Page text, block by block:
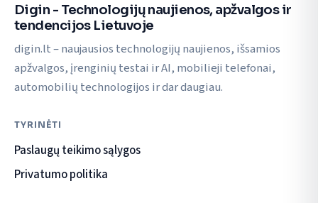
Digin - Technologijų naujienos, apžvalgos ir
tendencijos Lietuvoje
digin.lt – naujausios technologijų naujienos, išsamios
apžvalgos, įrenginių testai ir AI, mobilieji telefonai,
automobilių technologijos ir dar daugiau.
TYRINĖTI
Paslaugų teikimo sąlygos
Privatumo politika